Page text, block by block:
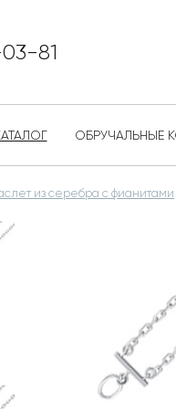
81
ОБРУЧАЛЬНЫЕ
из серебра с фианитами